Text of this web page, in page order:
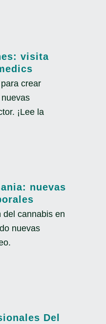
visita
crear
¡Lee la
nuevas
del cannabis en
nuevas
Del